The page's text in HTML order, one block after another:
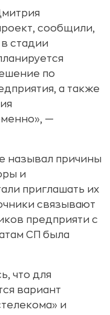
сообщили,
стадии
по
а также
—
называл причины
и
приглашать их
связывают
предприяти с
СП была
что для
вариант
и